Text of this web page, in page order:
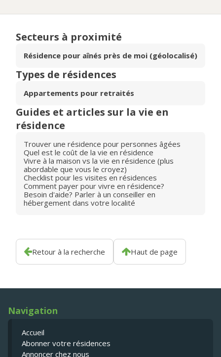
Secteurs à proximité
Résidence pour aînés près de moi (géolocalisé)
Types de résidences
Appartements pour retraités
Guides et articles sur la vie en
résidence
Trouver une résidence pour personnes âgées
Quel est le coût de la vie en résidence
Vivre à la maison vs la vie en résidence (plus
abordable que vous le croyez)
Checklist pour les visites en résidences
Comment payer pour vivre en résidence?
Besoin d'aide? Parler à un conseiller en
hébergement dans votre localité
Retour à la recherche Haut de page
Navigation
Accueil
Abonner votre résidences
Annoncer chez nous